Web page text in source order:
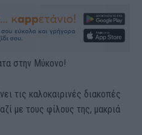
στην Μύκονο!
τις καλοκαιρινές διακοπές
με τους φίλους της, μακριά